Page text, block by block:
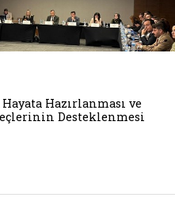
Hazırlanması ve
Desteklenmesi